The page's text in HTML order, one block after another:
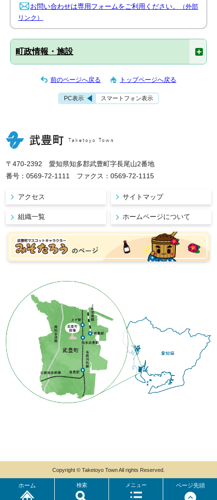
お問い合わせは専用フォームをご利用ください。
（外部
リンク）
町政情報・施設
前のページへ戻る トップページへ戻る
PC表示 スマートフォン表示
ホーム 検索 メニュー
〒470-2392 愛知県知多郡武豊町字長尾山2番地
番号：0569-72-1111 ファクス：0569-72-1115
アクセス サイトマップ
組織一覧 ホームページについて
Copyright © Taketoyo Town All rights Reserved.